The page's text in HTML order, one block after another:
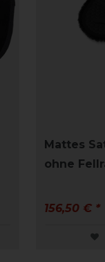
Mattes
ohne
156,50 € *